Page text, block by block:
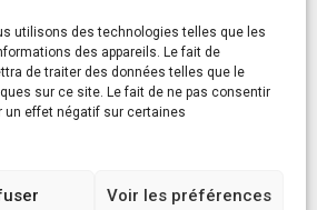
utilisons des technologies telles que les
des appareils. Le fait de
de traiter des données telles que le
sur ce site. Le fait de ne pas consentir
un effet négatif sur certaines
Voir les préférences